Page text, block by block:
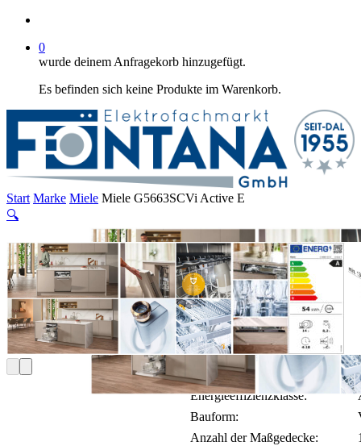
0
wurde deinem Anfragekorb hinzugefügt.
Es befinden sich keine Produkte im Warenkorb.
Start Marke Miele Miele G5663SCVi Active E
🔍
Miele
G5663SCVi
Active E
Produktdetails:
Energieeffizienzklasse:
Bauform:
Anzahl der Maßgedecke: